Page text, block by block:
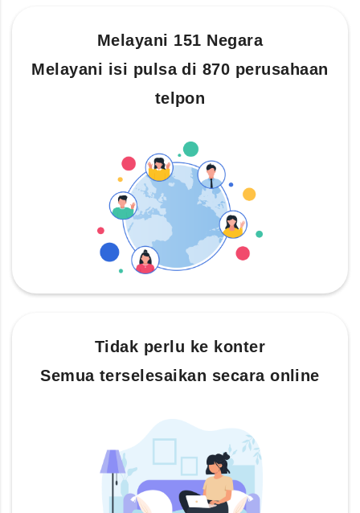
Melayani 151 Negara
Melayani isi pulsa di 870 perusahaan
telpon
Tidak perlu ke konter
Semua terselesaikan secara online